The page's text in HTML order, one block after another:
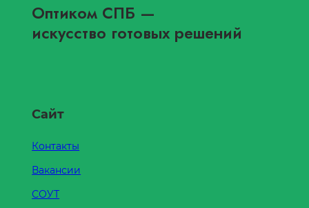
Оптиком СПБ —
искусство готовых решений
Сайт
Контакты
Вакансии
СОУТ